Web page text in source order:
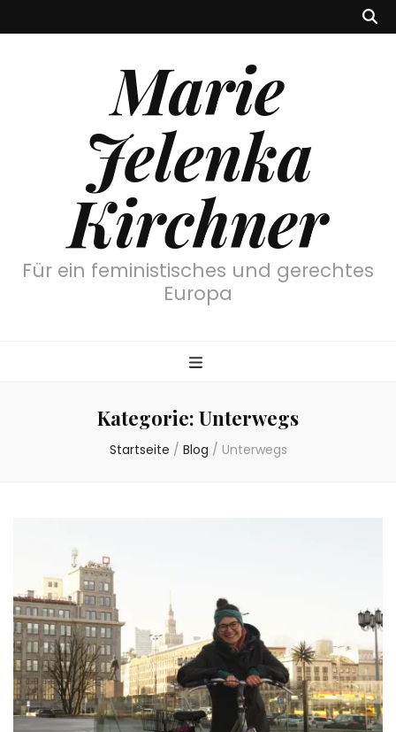
Marie
Jelenka
Kirchner
Für ein feministisches und gerechtes
Europa
Kategorie: Unterwegs
Startseite / Blog / Unterwegs